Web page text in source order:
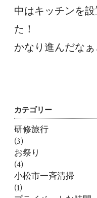
中はキッチンを
た！
かなり進んだなぁ
カテゴリー
研修旅行
(3)
お祭り
(4)
小松市一斉清掃
(1)